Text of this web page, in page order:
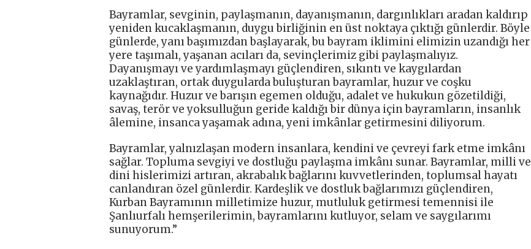
Bayramlar, sevginin, paylaşmanın, dayanışmanın, dargınlıkları aradan kaldırıp
yeniden kucaklaşmanın, duygu birliğinin en üst noktaya çıktığı günlerdir. Böyle
günlerde, yanı başımızdan başlayarak, bu bayram iklimini elimizin uzandığı her
yere taşımalı, yaşanan acıları da, sevinçlerimiz gibi paylaşmalıyız.
Dayanışmayı ve yardımlaşmayı güçlendiren, sıkıntı ve kaygılardan
uzaklaştıran, ortak duygularda buluşturan bayramlar, huzur ve coşku
kaynağıdır. Huzur ve barışın egemen olduğu, adalet ve hukukun gözetildiği,
savaş, terör ve yoksulluğun geride kaldığı bir dünya için bayramların, insanlık
âlemine, insanca yaşamak adına, yeni imkânlar getirmesini diliyorum.
Bayramlar, yalnızlaşan modern insanlara, kendini ve çevreyi fark etme imkânı
sağlar. Topluma sevgiyi ve dostluğu paylaşma imkânı sunar. Bayramlar, milli ve
dini hislerimizi artıran, akrabalık bağlarını kuvvetlerinden, toplumsal hayatı
canlandıran özel günlerdir. Kardeşlik ve dostluk bağlarımızı güçlendiren,
Kurban Bayramının milletimize huzur, mutluluk getirmesi temennisi ile
Şanlıurfalı hemşerilerimin, bayramlarını kutluyor, selam ve saygılarımı
sunuyorum.”